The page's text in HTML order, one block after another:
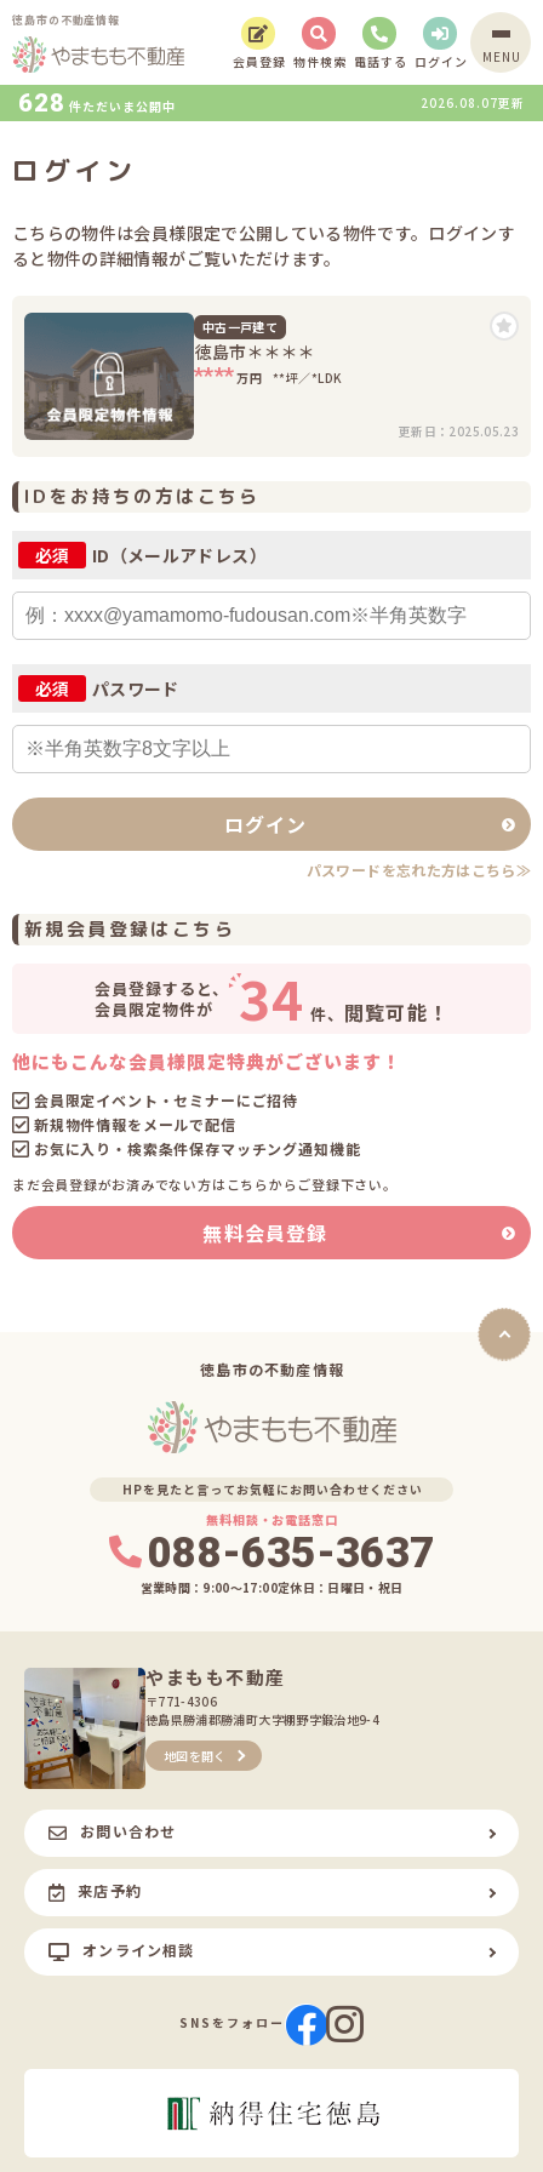
徳島市の不動産情報
会員登録 物件検索 電話する ログイン MENU
628 件ただいま公開中 2026.08.07更新
ログイン
こちらの物件は会員様限定で公開している物件です。ログインす
ると物件の詳細情報がご覧いただけます。
中古一戸建て
徳島市＊＊＊＊
****万円 **坪 *LDK
更新日：2025.05.23
IDをお持ちの方はこちら
必須 ID（メールアドレス）
必須 パスワード
ログイン
パスワードを忘れた方はこちら≫
新規会員登録はこちら
会員登録すると、
会員限定物件が
34 件、 閲覧可能！
他にもこんな会員様限定特典がございます！
会員限定イベント・セミナーにご招待
新規物件情報をメールで配信
お気に入り・検索条件保存マッチング通知機能
まだ会員登録がお済みでない方はこちらからご登録下さい。
無料会員登録
徳島市の不動産情報
HPを見たと言ってお気軽にお問い合わせください
無料相談・お電話窓口
088-635-3637
営業時間：9:00〜17:00定休日：日曜日・祝日
やまもも不動産
〒771-4306
徳島県勝浦郡勝浦町大字棚野字鍛治地9-4
地図を開く
お問い合わせ
来店予約
オンライン相談
SNSをフォロー